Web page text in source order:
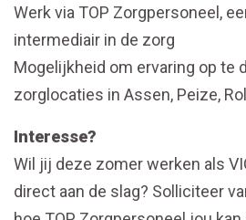
Werk via TOP Zorgpersoneel,
intermediair in de zorg
Mogelijkheid om ervaring op te
zorglocaties in Assen, Peize,
Interesse?
Wil jij deze zomer werken als
direct aan de slag? Solliciteer